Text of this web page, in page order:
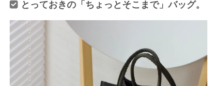
とっておきの「ちょっとそこまで」バッグ。